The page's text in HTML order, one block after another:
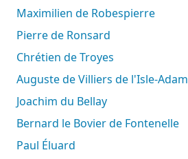
Maximilien de Robespierre
Pierre de Ronsard
Chrétien de Troyes
Auguste de Villiers de l'Isle-Adam
Joachim du Bellay
Bernard le Bovier de Fontenelle
Paul Éluard